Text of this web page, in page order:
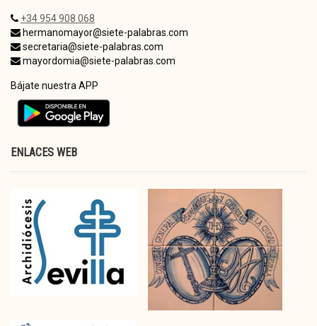
+34 954 908 068
hermanomayor@siete-palabras.com
secretaria@siete-palabras.com
mayordomia@siete-palabras.com
Bájate nuestra APP
ENLACES WEB